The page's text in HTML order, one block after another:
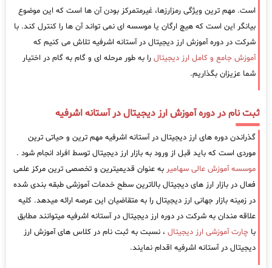
است. مهم ترین ویژگی رمزارزها، غیرمتمرکز بودن آن ها است که این موضوع
بیانگر این است که هیچ ارگان یا موسسه ای نمی تواند آن ها را کنترل کند. با
شرکت در دوره آموزش ارز دیجیتال در آستانه اشرفیه تلاش می کنیم که
آموزش جامع و کامل ارز دیجیتال را به طور مرحله ای و گام به گام در اختیار
شما عزیزان بگذاریم.
ثبت نام در دوره آموزش ارز دیجیتال در آستانه اشرفیه
گذراندن دوره های ارز دیجیتال در آستانه اشرفیه مهم ترین و حیاتی ترین
موردی است که باید قبل از ورود به بازار ارز دیجیتال توسط افراد انجام شود .
موسسه آموزش عالی سهامیر به عنوان قدیمیترین و تخصصی ترین مرکز علمی
فعال در بازار ارز های دیجیتال بالاترین سطح خدمات آموزشی طبقه بندی شده
در زمینه بازار جهانی ارز دیجیتال را به متقاضیان این عرصه ارائه میدهد. کلیه
علاقه مندان به شرکت در دوره ارز دیجیتال در آستانه اشرفیه میتوانند مطابق
با چارت آموزشی ارز دیجیتال ، نسبت به ثبت نام در کلاس های آموزش ارز
دیجیتال در آستانه اشرفیه اقدام نمایند.